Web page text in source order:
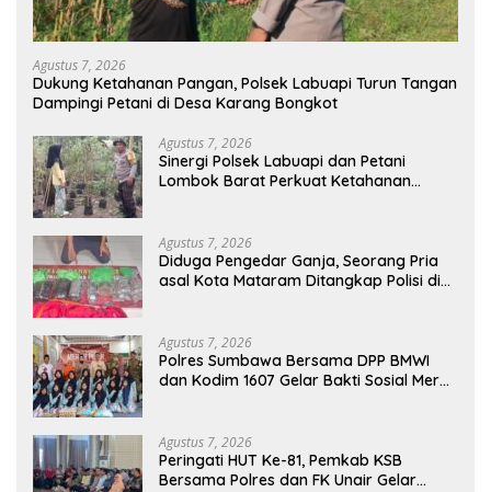
Agustus 7, 2026
Dukung Ketahanan Pangan, Polsek Labuapi Turun Tangan
Dampingi Petani di Desa Karang Bongkot
Agustus 7, 2026
Sinergi Polsek Labuapi dan Petani
Lombok Barat Perkuat Ketahanan
Agustus 7, 2026
Diduga Pengedar Ganja, Seorang Pria
asal Kota Mataram Ditangkap Polisi di
Agustus 7, 2026
Polres Sumbawa Bersama DPP BMWI
dan Kodim 1607 Gelar Bakti Sosial Merah
Agustus 7, 2026
Peringati HUT Ke-81, Pemkab KSB
Bersama Polres dan FK Unair Gelar